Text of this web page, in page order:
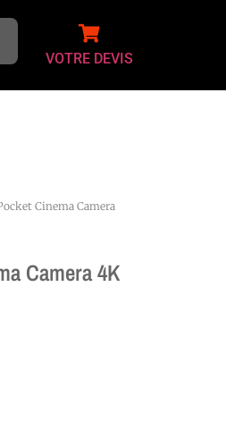
VOTRE DEVIS
Cinema Camera
Camera 4K